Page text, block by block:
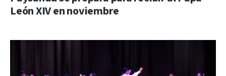
León XIV en noviembre